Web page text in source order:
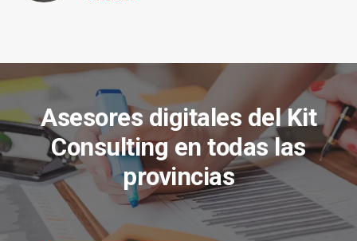
Asesores digitales del Kit
Consulting en todas las
provincias